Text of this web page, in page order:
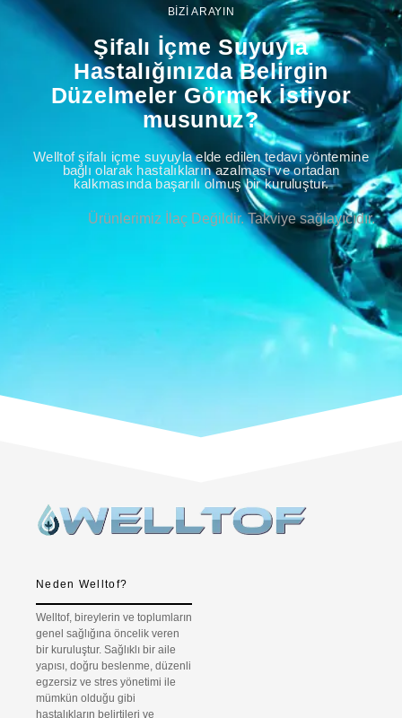
BİZİ ARAYIN
Şifalı İçme Suyuyla
Hastalığınızda Belirgin
Düzelmeler Görmek İstiyor
musunuz?
Welltof şifalı içme suyuyla elde edilen tedavi yöntemine
bağlı olarak hastalıkların azalması ve ortadan
kalkmasında başarılı olmuş bir kuruluştur.
Ürünlerimiz İlaç Değildir. Takviye sağlayıcıdır.
Neden Welltof?
Welltof, bireylerin ve toplumların
genel sağlığına öncelik veren
bir kuruluştur. Sağlıklı bir aile
yapısı, doğru beslenme, düzenli
egzersiz ve stres yönetimi ile
mümkün olduğu gibi
hastalıkların belirtileri ve